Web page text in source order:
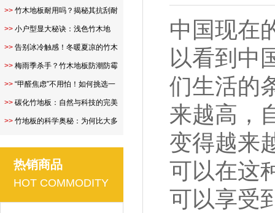
>> 竹木地板耐用吗？揭秘其抗刮耐
磨性..
>> 小户型显大秘诀：浅色竹木地
板，让空..
>> 告别冰冷触感！冬暖夏凉的竹木
地板..
>> 梅雨季杀手？竹木地板防潮防霉
全攻..
>> “甲醛焦虑”不用怕！如何挑选一
款..
>> 碳化竹地板：自然与科技的完美
融合..
>> 竹地板的科学奥秘：为何比大多
热销商品
HOT COMMODITY
中国现在
以看到中
们生活的
来越高，
变得越来
可以在这
可以享受